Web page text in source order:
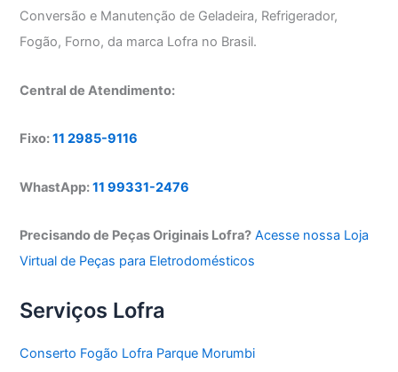
Conversão e Manutenção de Geladeira, Refrigerador,
Fogão, Forno, da marca Lofra no Brasil.
Central de Atendimento:
Fixo:11 2985-9116
WhastApp:11 99331-2476
Precisando de Peças Originais Lofra? Acesse nossa Loja
Virtual de Peças para Eletrodomésticos
Serviços Lofra
Conserto Fogão Lofra Parque Morumbi